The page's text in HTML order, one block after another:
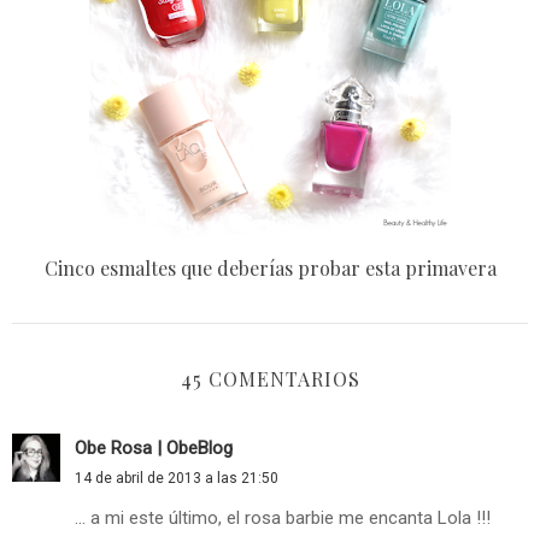
Cinco esmaltes que deberías probar esta primavera
45 COMENTARIOS
Obe Rosa | ObeBlog
14 de abril de 2013 a las 21:50
... a mi este último, el rosa barbie me encanta Lola !!!